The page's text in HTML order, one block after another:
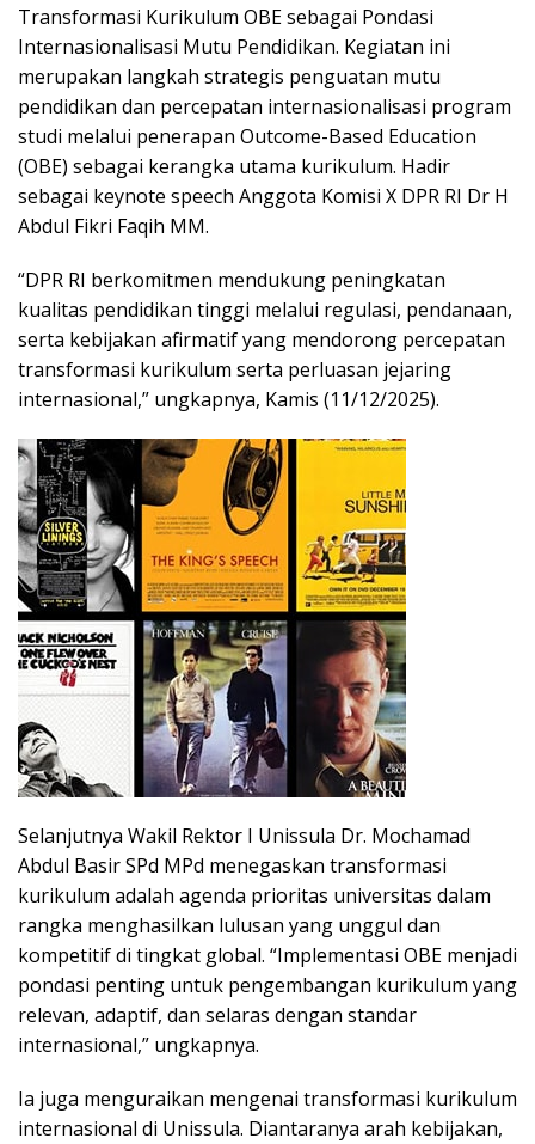
Transformasi Kurikulum OBE sebagai Pondasi
Internasionalisasi Mutu Pendidikan. Kegiatan ini
merupakan langkah strategis penguatan mutu
pendidikan dan percepatan internasionalisasi program
studi melalui penerapan Outcome-Based Education
(OBE) sebagai kerangka utama kurikulum. Hadir
sebagai keynote speech Anggota Komisi X DPR RI Dr H
Abdul Fikri Faqih MM.
“DPR RI berkomitmen mendukung peningkatan
kualitas pendidikan tinggi melalui regulasi, pendanaan,
serta kebijakan afirmatif yang mendorong percepatan
transformasi kurikulum serta perluasan jejaring
internasional,” ungkapnya, Kamis (11/12/2025).
Selanjutnya Wakil Rektor I Unissula Dr. Mochamad
Abdul Basir SPd MPd menegaskan transformasi
kurikulum adalah agenda prioritas universitas dalam
rangka menghasilkan lulusan yang unggul dan
kompetitif di tingkat global. “Implementasi OBE menjadi
pondasi penting untuk pengembangan kurikulum yang
relevan, adaptif, dan selaras dengan standar
internasional,” ungkapnya.
Ia juga menguraikan mengenai transformasi kurikulum
internasional di Unissula. Diantaranya arah kebijakan,